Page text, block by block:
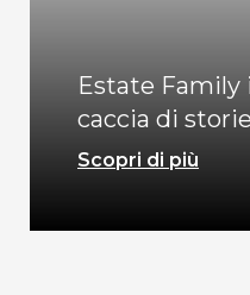
Estate Family
caccia di storie
Scopri di più